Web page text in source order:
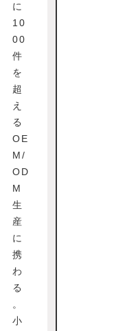
に
10
00
件
を
超
え
る
OE
M/
OD
M
生
産
に
携
わ
る
。
小